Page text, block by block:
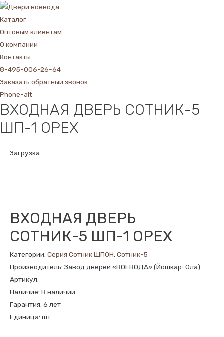
Каталог
Оптовым клиентам
О компании
Контакты
8-495-006-26-64
Заказать обратный звонок
Phone-alt
ВХОДНАЯ ДВЕРЬ СОТНИК-5
ШП-1 ОРЕХ
Загрузка...
ВХОДНАЯ ДВЕРЬ
СОТНИК-5 ШП-1 ОРЕХ
Категории: Серия Сотник ШПОН,Сотник-5
Производитель: Завод дверей «ВОЕВОДА» (Йошкар-Ола)
Артикул:
Наличие: В наличии
Гарантия: 6 лет
Единица: шт.